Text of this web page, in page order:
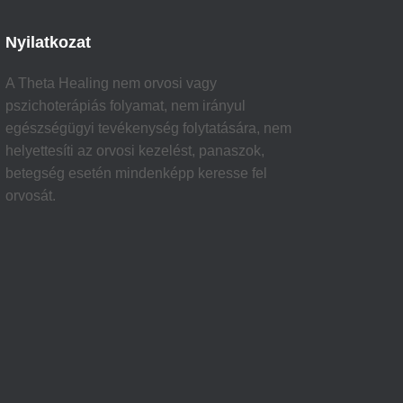
Nyilatkozat
A Theta Healing nem orvosi vagy
pszichoterápiás folyamat, nem irányul
egészségügyi tevékenység folytatására, nem
helyettesíti az orvosi kezelést, panaszok,
betegség esetén mindenképp keresse fel
orvosát.